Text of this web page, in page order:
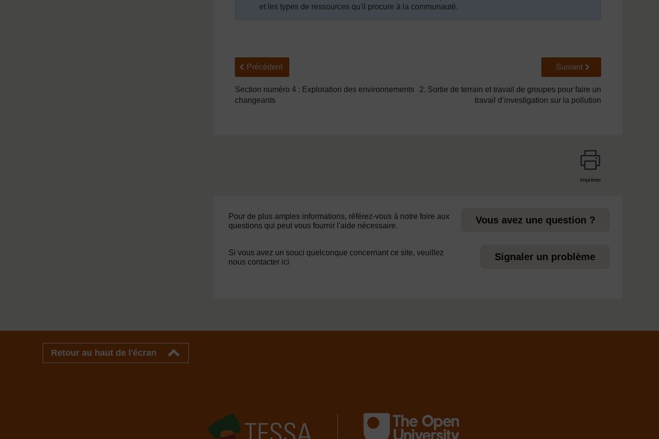
et les types de ressources qu'il procure à la communauté.
Précédent
Précédent
Section numéro 4 : Exploration des environnements
changeants
Suivant
Suivant
2. Sortie de terrain et travail de groupes pour faire un
travail d’investigation sur la pollution
Imprimer
Pour de plus amples informations, référez-vous à notre foire aux
questions qui peut vous fournir l'aide nécessaire.
Vous avez une question ?
Si vous avez un souci quelconque concernant ce site, veuillez
nous contacter ici
Signaler un problème
Retour au haut de l'écran